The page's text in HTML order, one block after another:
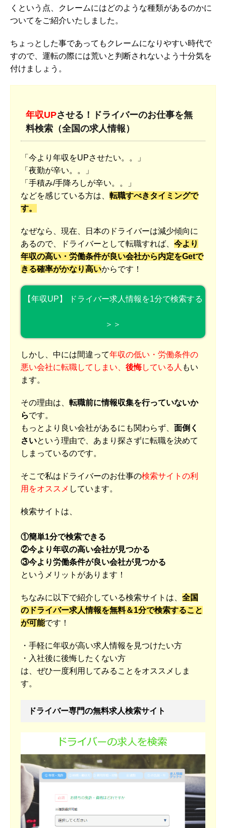
くという点、クレームにはどのような種類があるのかに
ついてをご紹介いたしました。
ちょっとした事であってもクレームになりやすい時代で
すので、運転の際には荒いと判断されないよう十分気を
付けましょう。
年収UPさせる！ドライバーのお仕事を無
料検索（全国の求人情報）
「今より年収をUPさせたい。。」
「夜勤が辛い。。」
「手積み/手降ろしが辛い。。」
などを感じている方は、 転職すべきタイミングで
す。
なぜなら、現在、日本のドライバーは減少傾向に
あるので、ドライバーとして転職すれば、 今より
年収の高い・労働条件が良い会社から内定をGetで
きる確率がかなり高いからです！
【年収UP】 ドライバー求人情報を1分で検索する
＞＞
しかし、中には間違って年収の低い・労働条件の
悪い会社に転職してしまい、 後悔している人 もい
ます。
その理由は、 転職前に情報収集を行っていないか
らです。
もっとより良い会社があるにも関わらず、 面倒く
さいという理由で、あまり探さずに転職を決めて
しまっているのです。
そこで私はドライバーのお仕事の検索サイトの利
用をオススメ しています。
検索サイトは、
①簡単1分で検索できる
②今より年収の高い会社が見つかる
③今より労働条件が良い会社が見つかる
というメリットがあります！
ちなみに以下で紹介している検索サイトは、 全国
のドライバー求人情報を無料＆1分で検索すること
が可能です！
・手軽に年収が高い求人情報を見つけたい方
・入社後に後悔したくない方
は、ぜひ一度利用してみることをオススメしま
す。
ドライバー専門の無料求人検索サイト